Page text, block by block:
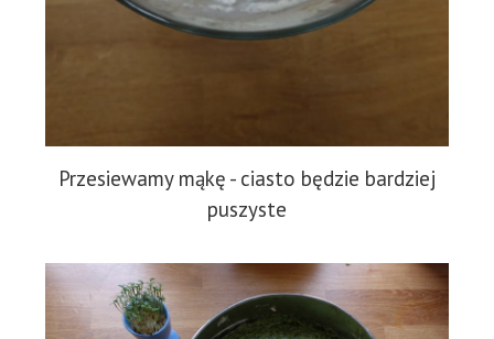
Przesiewamy mąkę - ciasto będzie bardziej
puszyste